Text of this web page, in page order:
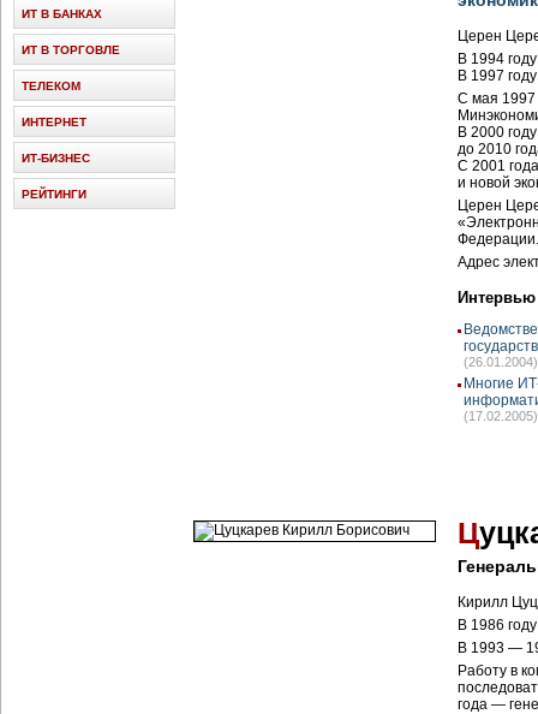
Церен
В 1994
В 1997
С мая 1997
В 2000
до 2010
С 2001
и новой
Церен
Федерации.
Адрес
Интервью
(26.01.2004)
Многие
(17.02.2005)
Ц
Кирилл
В 1986
В 1993 —
Работу в
года —
ИТ В БАНКАХ
ИТ В ТОРГОВЛЕ
ТЕЛЕКОМ
ИНТЕРНЕТ
ИТ-БИЗНЕС
РЕЙТИНГИ